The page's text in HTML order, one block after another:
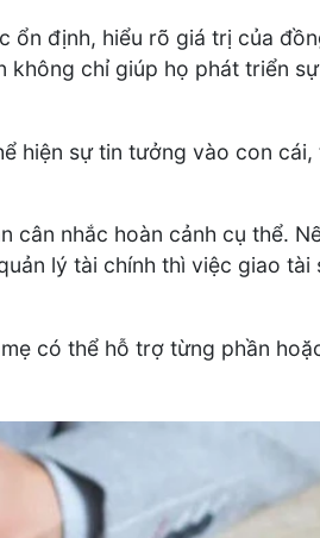
ổn định, hiểu rõ giá trị của
không chỉ giúp họ phát triển
hiện sự tin tưởng vào con
cân nhắc hoàn cảnh cụ thể.
lý tài chính thì việc giao tài
có thể hỗ trợ từng phần